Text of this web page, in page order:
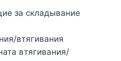
за складывание
втягивания
втягивания/